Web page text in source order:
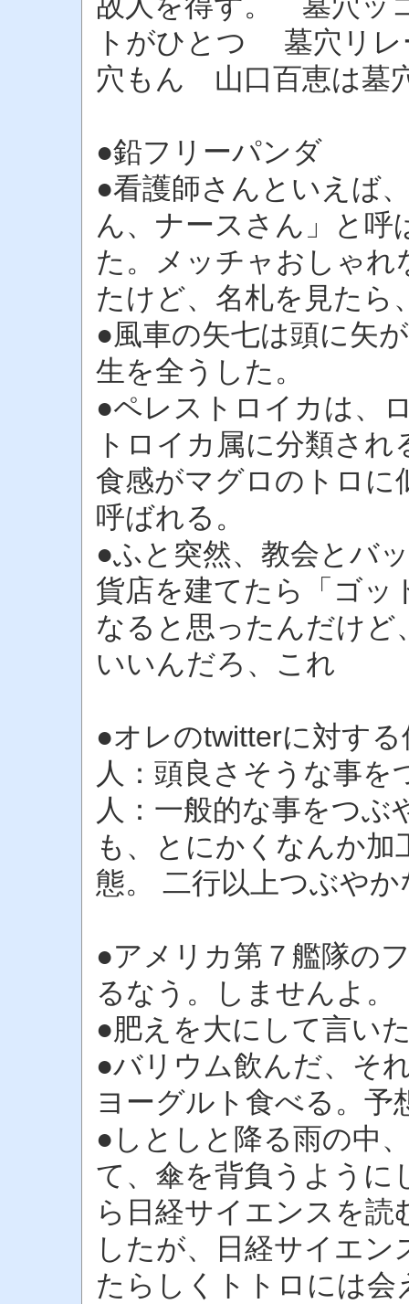
トがひとつ 墓穴リ
穴もん 山口百恵は墓
●鉛フリーパンダ
●看護師さんといえば
ん、ナースさん」と
た。メッチャおしゃ
たけど、名札を見たら
●風車の矢七は頭に矢
生を全うした。
●ペレストロイカは、
トロイカ属に分類され
食感がマグロのトロ
呼ばれる。
●ふと突然、教会とバ
貨店を建てたら「ゴッ
なると思ったんだけ
いいんだろ、これ
●オレのtwitterに対す
人：頭良さそうな事
人：一般的な事をつ
も、とにかくなんか
態。 二行以上つぶや
●アメリカ第７艦隊の
るなう。しませんよ。
●肥えを大にして言い
●バリウム飲んだ、そ
ヨーグルト食べる。予
●しとしと降る雨の中
て、傘を背負うように
ら日経サイエンスを
したが、日経サイエ
たらしくトトロには会